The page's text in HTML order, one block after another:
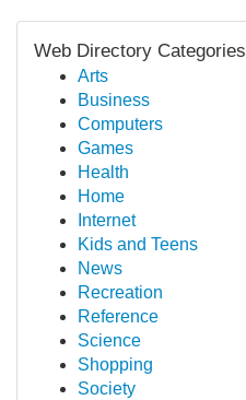
Web Directory Categories
Arts
Business
Computers
Games
Health
Home
Internet
Kids and Teens
News
Recreation
Reference
Science
Shopping
Society